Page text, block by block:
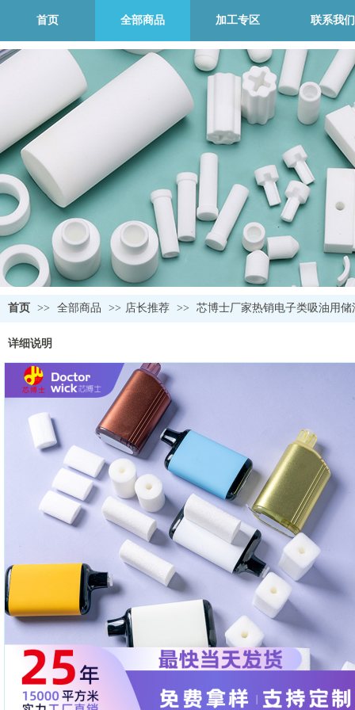
首页 全部商品 加工专区 联系我们
首页 >> 全部商品 >> 店长推荐 >> 芯博士厂家热销电子类吸油用
详细说明